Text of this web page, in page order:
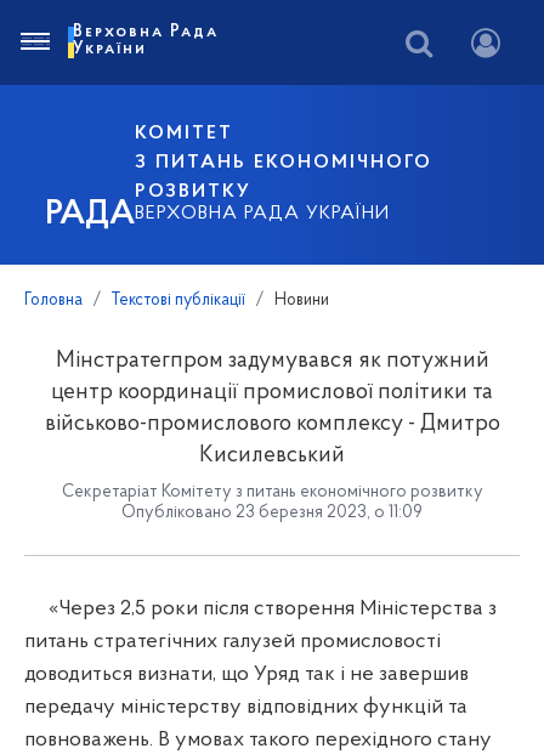
РАДА
КОМІТЕТ
З ПИТАНЬ ЕКОНОМІЧНОГО
РОЗВИТКУ
ВЕРХОВНА РАДА УКРАЇНИ
Верховна Рада
України
Головна Текстові публікації Новини
Мінстратегпром задумувався як потужний
центр координації промислової політики та
військово-промислового комплексу - Дмитро
Кисилевський
Секретаріат Комітету з питань економічного розвитку
Опубліковано 23 березня 2023, о 11:09
«Через 2,5 роки після створення Міністерства з
питань стратегічних галузей промисловості
доводиться визнати, що Уряд так і не завершив
передачу міністерству відповідних функцій та
повноважень. В умовах такого перехідного стану